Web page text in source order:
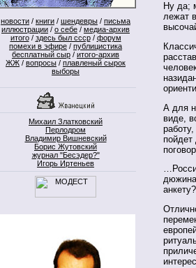
новости / книги / шендевры / письма
иллюстрации / о себе / медиа-архив
итого/ здесь был ссср/ форум
помехи в эфире / публицистика
бесплатный сыр / итого-архив
ЖЖ / вопросы / плавленый сырок
выборы
Михаил Златковский
Перлодром
Владимир Вишневский
Борис Жутовский
журнал "Бесэдер?"
Игорь Иртеньев
Ну да;
лежат
А для
виде,
пойдет
дюжина